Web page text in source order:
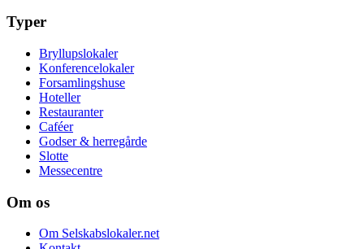
Typer
Bryllupslokaler
Konferencelokaler
Forsamlingshuse
Hoteller
Restauranter
Caféer
Godser & herregårde
Slotte
Messecentre
Om os
Om Selskabslokaler.net